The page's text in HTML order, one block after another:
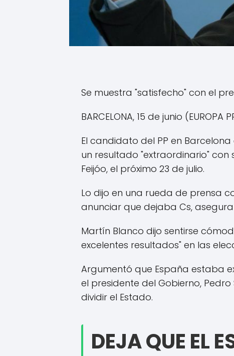
Se muestra "satisfecho" con el
BARCELONA, 15 de junio (EUROPA
El candidato del PP en
un resultado "extraordinario"
Feijóo, el próximo 23 de julio.
Lo dijo en una rueda de prensa
anunciar que dejaba Cs,
Martín Blanco dijo sentirse
excelentes resultados" en las
Argumentó que España estaba
el presidente del Gobierno,
dividir el Estado.
DEJA QUE EL